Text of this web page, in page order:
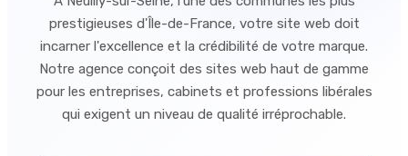
prestigieuses d'Île-de-France, votre site web doit
incarner l'excellence et la crédibilité de votre marque.
Notre agence conçoit des sites web haut de gamme
pour les entreprises, cabinets et professions libérales
qui exigent un niveau de qualité irréprochable.